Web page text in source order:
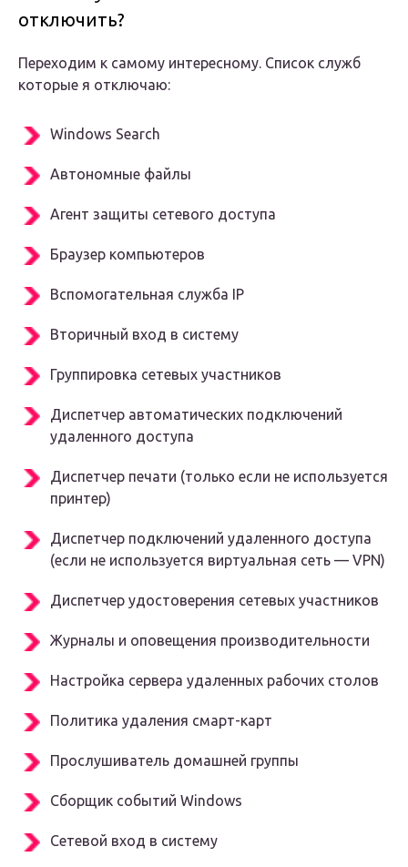
отключить?
Переходим к самому интересному. Список служб
которые я отключаю:
Windows Search
Автономные файлы
Агент защиты сетевого доступа
Браузер компьютеров
Вспомогательная служба IP
Вторичный вход в систему
Группировка сетевых участников
Диспетчер автоматических подключений
удаленного доступа
Диспетчер печати (только если не используется
принтер)
Диспетчер подключений удаленного доступа
(если не используется виртуальная сеть — VPN)
Диспетчер удостоверения сетевых участников
Журналы и оповещения производительности
Настройка сервера удаленных рабочих столов
Политика удаления смарт-карт
Прослушиватель домашней группы
Сборщик событий Windows
Сетевой вход в систему